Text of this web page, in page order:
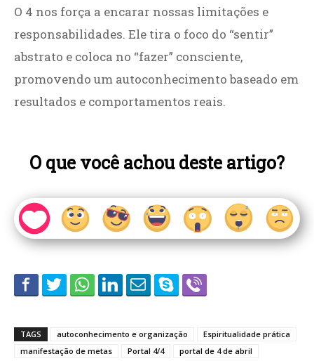
O 4 nos força a encarar nossas limitações e
responsabilidades. Ele tira o foco do “sentir”
abstrato e coloca no “fazer” consciente,
promovendo um autoconhecimento baseado em
resultados e comportamentos reais.
O que você achou deste artigo?
TAGS autoconhecimento e organização
Espiritualidade prática
manifestação de metas
Portal 4/4
portal de 4 de abril